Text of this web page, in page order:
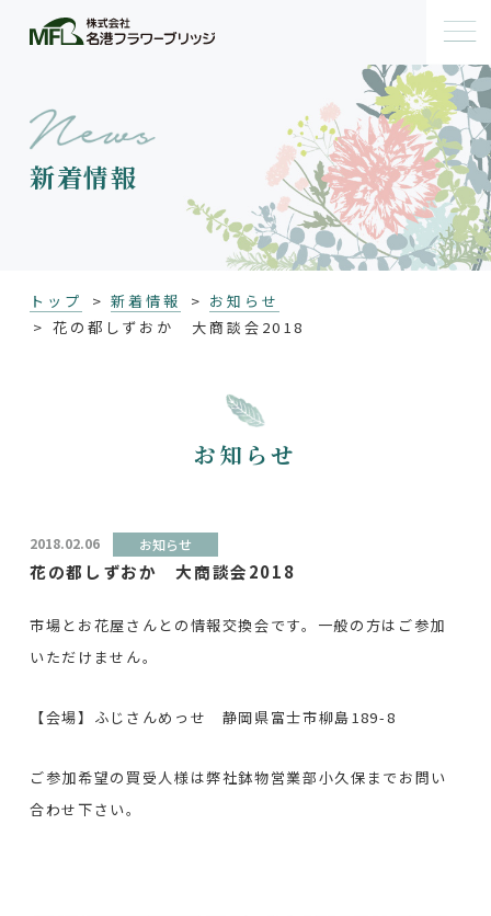
新着情報
トップ 新着情報
お知らせ
花の都しずおか 大商談会2018
お知らせ
2018.02.06 お知らせ
花の都しずおか 大商談会2018
市場とお花屋さんとの情報交換会です。一般の方はご参加
いただけません。
【会場】ふじさんめっせ 静岡県富士市柳島189-8
ご参加希望の買受人様は弊社鉢物営業部小久保までお問い
合わせ下さい。